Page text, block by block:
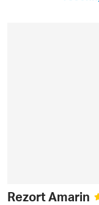
Rezort Amarin